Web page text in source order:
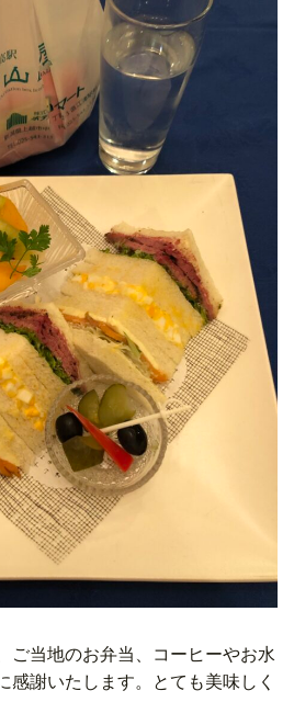
ご当地のお弁当、コーヒーやお水
感謝いたします。とても美味しく